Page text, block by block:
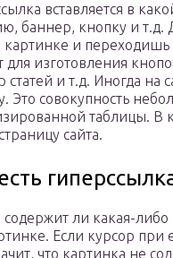
вставляется в
баннер, кнопку и т.д.
картинке и
для изготовления
и т.д. Иногда на
Это совокупность
таблицы. В
сайта.
ли какая-
Если курсор при
что картинка не